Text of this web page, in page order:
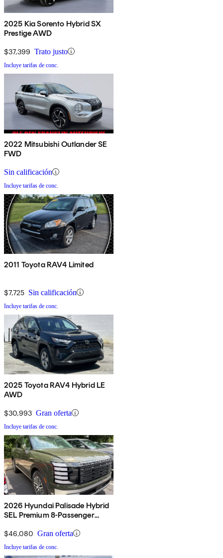
2025 Kia Sorento Hybrid SX
Prestige AWD
$37,399 Trato justo
Incluye tarifas de conc.
2022 Mitsubishi Outlander SE
FWD
Sin calificación
Incluye tarifas de conc.
2011 Toyota RAV4 Limited
$7,725 Sin calificación
Incluye tarifas de conc.
2025 Toyota RAV4 Hybrid LE
AWD
$30,993 Gran oferta
Incluye tarifas de conc.
2026 Hyundai Palisade Hybrid
SEL Premium 8-Passenger
$46,080 Gran oferta
Incluye tarifas de conc.